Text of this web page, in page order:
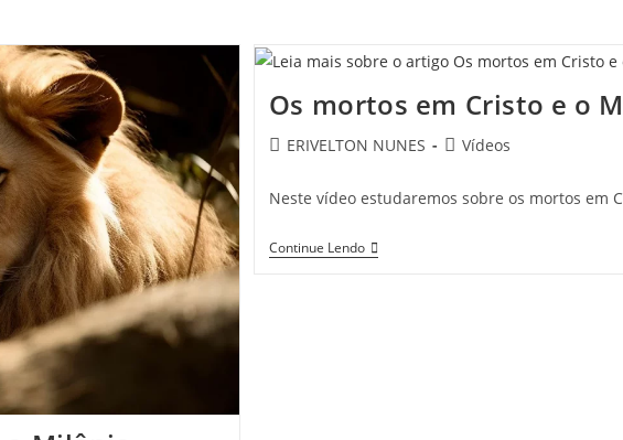
Os mortos em Cristo e o
ERIVELTON NUNES Vídeos
Neste vídeo estudaremos sobre os mortos em
Continue Lendo